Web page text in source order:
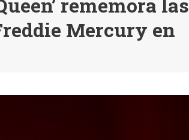
Mercury en